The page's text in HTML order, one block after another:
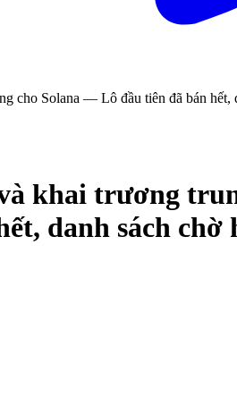
Solana — Lô đầu tiên đã bán hết,
khai trương
danh sách chờ